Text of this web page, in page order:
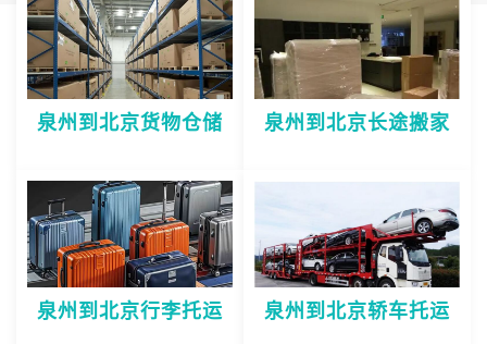
泉州到北京货物仓储 泉州到北京长途搬家
泉州到北京行李托运 泉州到北京轿车托运